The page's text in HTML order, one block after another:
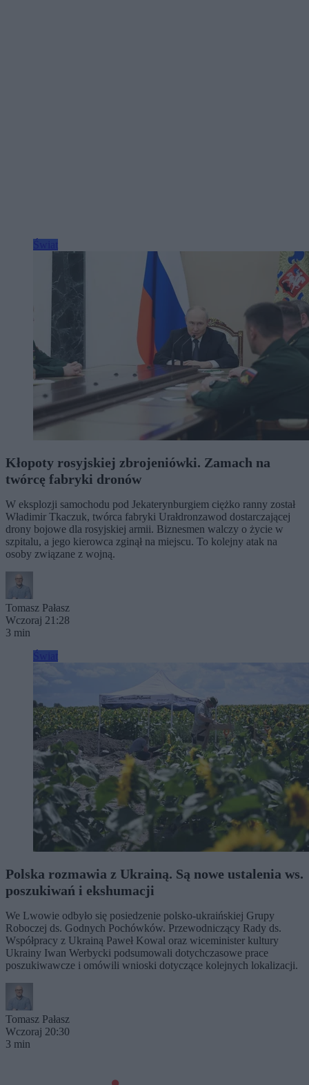
Kłopoty rosyjskiej zbrojeniówki. Zamach na
twórcę fabryki dronów
W eksplozji samochodu pod Jekaterynburgiem ciężko ranny został
Władimir Tkaczuk, twórca fabryki Urałdronzawod dostarczającej
drony bojowe dla rosyjskiej armii. Biznesmen walczy o życie w
szpitalu, a jego kierowca zginął na miejscu. To kolejny atak na
osoby związane z wojną.
Tomasz Pałasz
Wczoraj 21:28
3 min
Polska rozmawia z Ukrainą. Są nowe ustalenia ws.
poszukiwań i ekshumacji
We Lwowie odbyło się posiedzenie polsko-ukraińskiej Grupy
Roboczej ds. Godnych Pochówków. Przewodniczący Rady ds.
Współpracy z Ukrainą Paweł Kowal oraz wiceminister kultury
Ukrainy Iwan Werbycki podsumowali dotychczasowe prace
poszukiwawcze i omówili wnioski dotyczące kolejnych lokalizacji.
Tomasz Pałasz
Wczoraj 20:30
3 min